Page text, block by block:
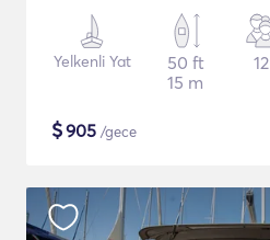
Yelkenli Yat
50 ft
15 m
12
$905 /gece